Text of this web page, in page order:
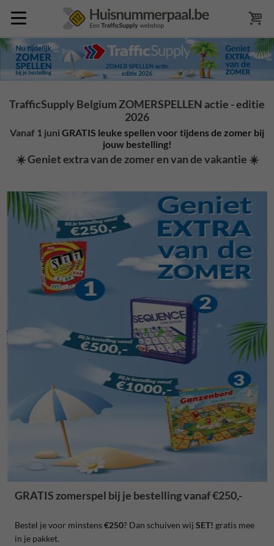
TrafficSupply Belgium ZOMERSPELLEN actie - editie
2026
Vanaf 1 juni GRATIS leuke spellen voor tijdens de zomer bij
jouw bestelling!
☀️ Geniet extra van de zomer en van de vakantie ☀️
GRATIS zomerspel bij je bestelling vanaf €250,-
Bestel je voor minstens€250? Dan schuiven wij SET! gratis mee
in je pakket.